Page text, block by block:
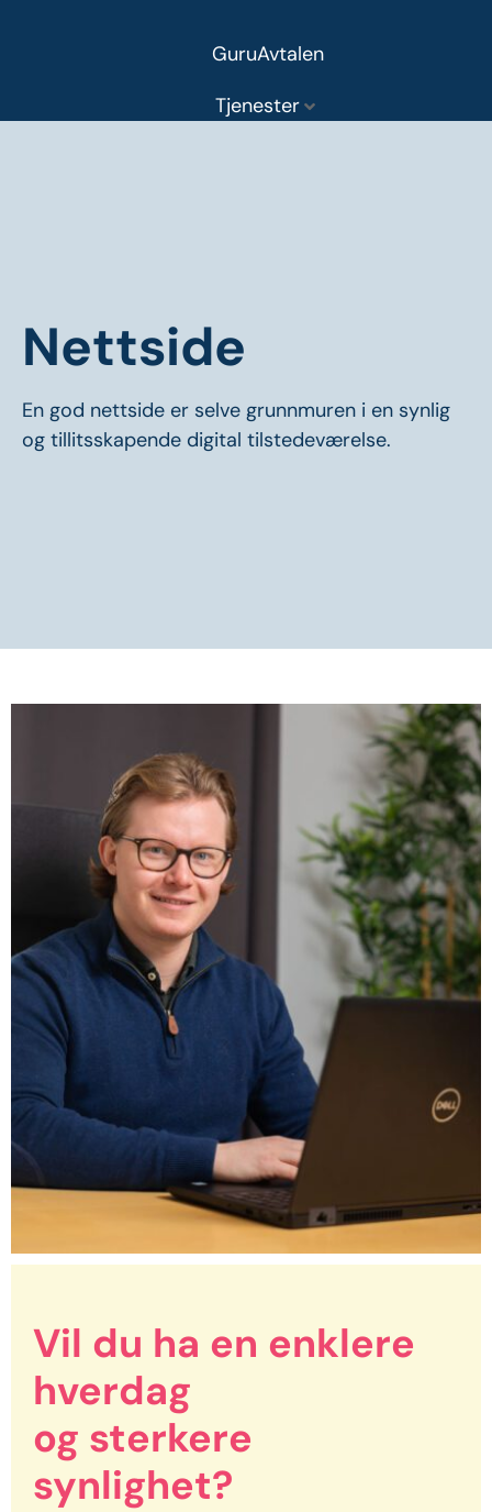
GuruAvtalen
Tjenester
Nettside
En god nettside er selve grunnmuren i en synlig
og tillitsskapende digital tilstedeværelse.
Vil du ha en enklere
hverdag
og sterkere
synlighet?